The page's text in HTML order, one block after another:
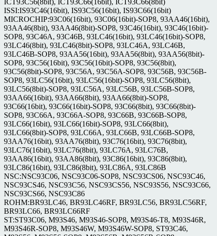
ISSI:IS93C46(16bit), IS93C56(16bit), IS93C66(16bit)
MICROCHIP:93C06(16bit), 93C06(16bit)-SOP8, 93AA46(16bit),
93AA46(8bit), 93AA46(8bit)-SOP8, 93C46(16bit), 93C46(16bit)-
SOP8, 93C46A, 93C46B, 93LC46(16bit), 93LC46(16bit)-SOP8,
93LC46(8bit), 93LC46(8bit)-SOP8, 93LC46A, 93LC46B,
93LC46B-SOP8, 93AA56(16bit), 93AA56(8bit), 93AA56(8bit)-
SOP8, 93C56(16bit), 93C56(16bit)-SOP8, 93C56(8bit),
93C56(8bit)-SOP8, 93C56A, 93C56A-SOP8, 93C56B, 93C56B-
SOP8, 93LC56(16bit), 93LC56(16bit)-SOP8, 93LC56(8bit),
93LC56(8bit)-SOP8, 93LC56A, 93LC56B, 93LC56B-SOP8,
93AA66(16bit), 93AA66(8bit), 93AA66(8bit)-SOP8,
93C66(16bit), 93C66(16bit)-SOP8, 93C66(8bit), 93C66(8bit)-
SOP8, 93C66A, 93C66A-SOP8, 93C66B, 93C66B-SOP8,
93LC66(16bit), 93LC66(16bit)-SOP8, 93LC66(8bit),
93LC66(8bit)-SOP8, 93LC66A, 93LC66B, 93LC66B-SOP8,
93AA76(16bit), 93AA76(8bit), 93C76(16bit), 93C76(8bit),
93LC76(16bit), 93LC76(8bit), 93LC76A, 93LC76B,
93AA86(16bit), 93AA86(8bit), 93C86(16bit), 93C86(8bit),
93LC86(16bit), 93LC86(8bit), 93LC86A, 93LC86B
NSC:NSC93C06, NSC93C06-SOP8, NSC93CS06, NSC93C46,
NSC93CS46, NSC93C56, NSC93CS56, NSC93S56, NSC93C66,
NSC93CS66, NSC93C86
ROHM:BR93LC46, BR93LC46RF, BR93LC56, BR93LC56RF,
BR93LC66, BR93LC66RF
ST:ST93C06, M93S46, M93S46-SOP8, M93S46-T8, M93S46R,
M93S46R-SOP8, M93S46W, M93S46W-SOP8, ST93C46,